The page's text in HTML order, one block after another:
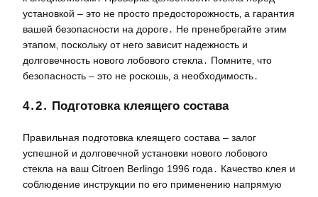
установкой – это не просто предосторожность‚ а гарантия
вашей безопасности на дороге․ Не пренебрегайте этим
этапом‚ поскольку от него зависит надежность и
долговечность нового лобового стекла․ Помните‚ что
безопасность – это не роскошь‚ а необходимость․
4․2․ Подготовка клеящего состава
Правильная подготовка клеящего состава – залог
успешной и долговечной установки нового лобового
стекла на ваш Citroen Berlingo 1996 года․ Качество клея и
соблюдение инструкции по его применению напрямую